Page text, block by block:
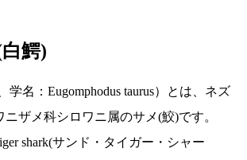
鰐)
学名：Eugomphodus taurus）とは、ネズ
ニザメ科シロワニ属のサメ(鮫)です。
shark(サンド・タイガー・シャー